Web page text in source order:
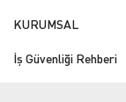
KURUMSAL
İş Güvenliği Rehberi